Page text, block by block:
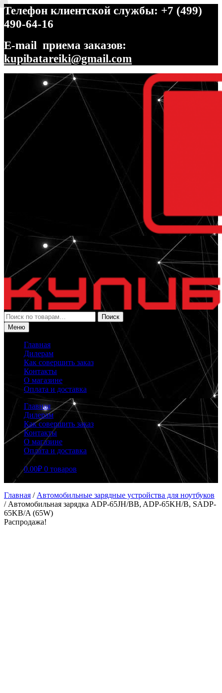
Телефон клиентской службы: +7 (499)
490-64-16
E-mail приема заказов:
kupibatareiki@gmail.com
Перейти
навигации
Перейти
содержимому
Искать:
Поиск
Меню
Главная
Дилерам
Как совершить заказ
Контакты
О магазине
Оплата и доставка
Главная
Дилерам
Как совершить заказ
Контакты
О магазине
Оплата и доставка
0.00₽ 0 товаров
Главная / Автомобильные зарядные устройства для ноутбуков
/ Автомобильная зарядка ADP-65JH/BB, ADP-65KH/B, SADP-
65KB/A (65W)
Распродажа!